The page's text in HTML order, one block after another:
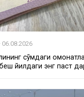
06.08.2026
сўмдаги
йилдаги энг паст